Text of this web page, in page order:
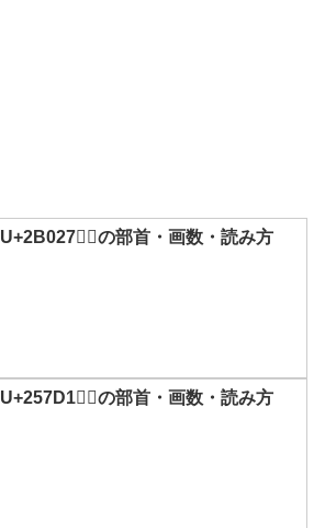
U+2B027｜𫀧の部首・画数・読み方
U+257D1｜𥟑の部首・画数・読み方